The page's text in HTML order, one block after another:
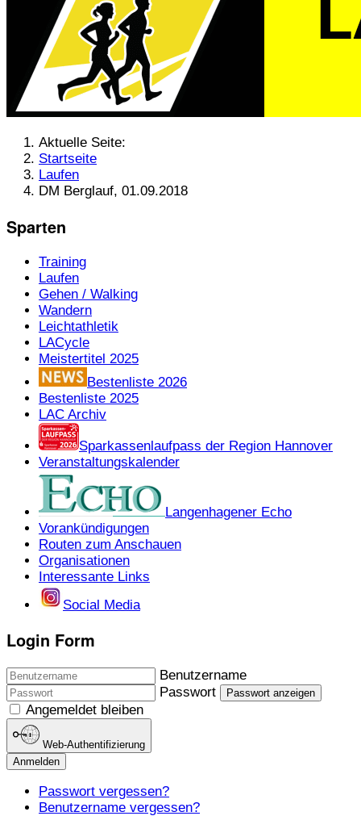
Aktuelle Seite:
Startseite
Laufen
DM Berglauf, 01.09.2018
Sparten
Training
Laufen
Gehen / Walking
Wandern
Leichtathletik
LACycle
Meistertitel 2025
Bestenliste 2026
Bestenliste 2025
LAC Archiv
Sparkassenlaufpass der Region Hannover
Veranstaltungskalender
Langenhagener Echo
Vorankündigungen
Routen zum Anschauen
Organisationen
Interessante Links
Social Media
Login Form
Benutzername
Passwort
Passwort anzeigen
Angemeldet bleiben
Web-Authentifizierung
Anmelden
Passwort vergessen?
Benutzername vergessen?